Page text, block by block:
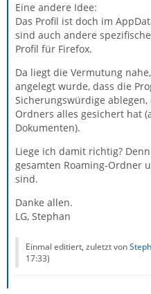
Eine andere Idee:
Das Profil ist doch im
sind auch andere
Profil für Firefox.
Da liegt die Vermutung
angelegt wurde, dass die
Sicherungswürdige
Ordners alles gesichert hat
Dokumenten).
Liege ich damit richtig?
gesamten Roaming-Ordner
sind.
Danke allen.
LG, Stephan
Einmal editiert, zuletzt von
17:33)